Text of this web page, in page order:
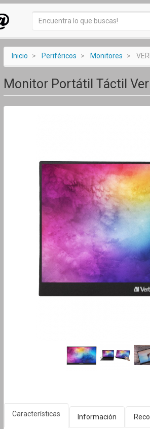
Inicio Periféricos Monitores
Monitor Portátil Táctil
Características Información